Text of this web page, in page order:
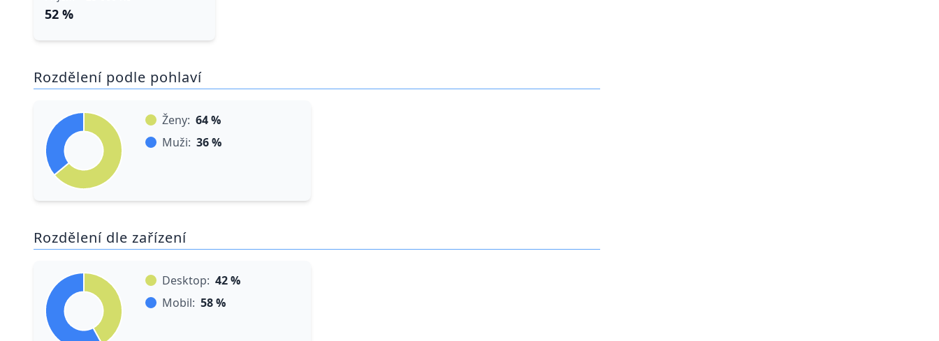
52 %
Rozdělení podle pohlaví
Ženy: 64 %
Muži: 36 %
Rozdělení dle zařízení
Desktop: 42 %
Mobil: 58 %